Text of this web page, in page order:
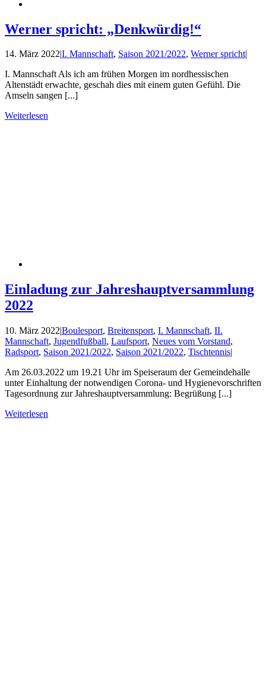
Werner spricht: „Denkwürdig!“
14. März 2022I. Mannschaft, Saison 2021/2022, Werner spricht|
I. Mannschaft Als ich am frühen Morgen im nordhessischen
Altenstädt erwachte, geschah dies mit einem guten Gefühl. Die
Amseln sangen [...]
Weiterlesen
Einladung zur Jahreshauptversammlung
2022
10. März 2022|Boulesport, Breitensport, I. Mannschaft, II.
Mannschaft, Jugendfußball, Laufsport, Neues vom Vorstand,
Radsport, Saison 2021/2022, Saison 2021/2022, Tischtennis|
Am 26.03.2022 um 19.21 Uhr im Speiseraum der Gemeindehalle
unter Einhaltung der notwendigen Corona- und Hygienevorschriften
Tagesordnung zur Jahreshauptversammlung: Begrüßung [...]
Weiterlesen